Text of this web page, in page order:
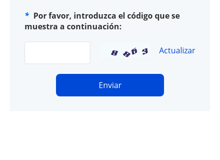
* Por favor, introduzca el código que se
muestra a continuación:
Actualizar
Enviar